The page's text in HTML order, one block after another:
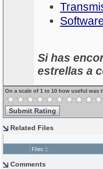
Si has
estrellas a
On a scale of 1 to 10 how useful was
Related Files
Files
Comments